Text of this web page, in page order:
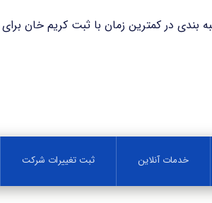
زمان با ثبت کریم خان برای مشاوره با شماره
خدمات آنلاین ثبت تغییرات شرکت